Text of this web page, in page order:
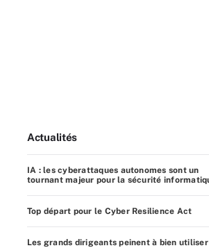
Actualités
IA : les cyberattaques autonomes sont un
tournant majeur pour la sécurité
Top départ pour le Cyber Resilience Act
Les grands dirigeants peinent à bien utiliser